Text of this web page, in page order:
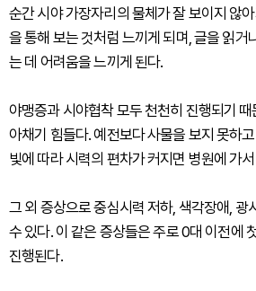
순간 시야 가장자리의 물체가 잘 보이지 않
을 통해 보는 것처럼 느끼게 되며, 글을 읽거
는 데 어려움을 느끼게 된다.
야맹증과 시야협착 모두 천천히 진행되기
아채기 힘들다. 예전보다 사물을 보지 못하
빛에 따라 시력의 편차가 커지면 병원에 가
그 외 증상으로 중심시력 저하, 색각장애, 광
수 있다. 이 같은 증상들은 주로 0대 이전에
진행된다.